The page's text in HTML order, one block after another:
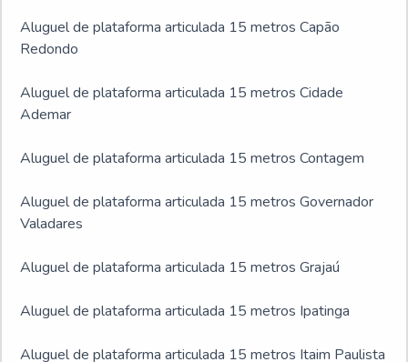
Aluguel de plataforma articulada 15 metros Capão
Redondo
Aluguel de plataforma articulada 15 metros Cidade
Ademar
Aluguel de plataforma articulada 15 metros Contagem
Aluguel de plataforma articulada 15 metros Governador
Valadares
Aluguel de plataforma articulada 15 metros Grajaú
Aluguel de plataforma articulada 15 metros Ipatinga
Aluguel de plataforma articulada 15 metros Itaim Paulista